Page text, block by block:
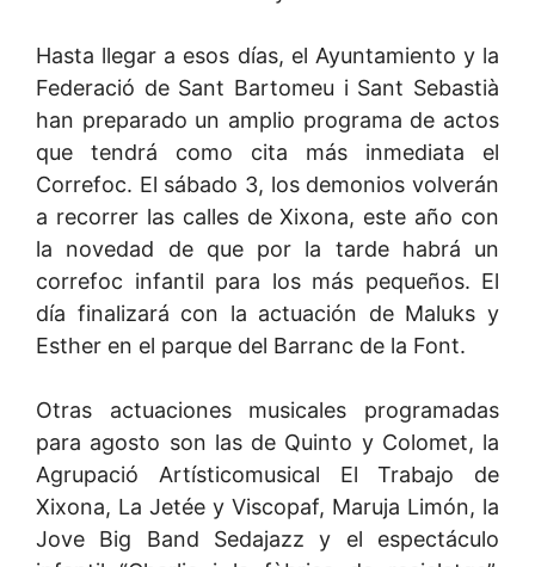
Hasta llegar a esos días, el Ayuntamiento y la
Federació de Sant Bartomeu i Sant Sebastià
han preparado un amplio programa de actos
que tendrá como cita más inmediata el
Correfoc. El sábado 3, los demonios volverán
a recorrer las calles de Xixona, este año con
la novedad de que por la tarde habrá un
correfoc infantil para los más pequeños. El
día finalizará con la actuación de Maluks y
Esther en el parque del Barranc de la Font.
Otras actuaciones musicales programadas
para agosto son las de Quinto y Colomet, la
Agrupació Artísticomusical El Trabajo de
Xixona, La Jetée y Viscopaf, Maruja Limón, la
Jove Big Band Sedajazz y el espectáculo